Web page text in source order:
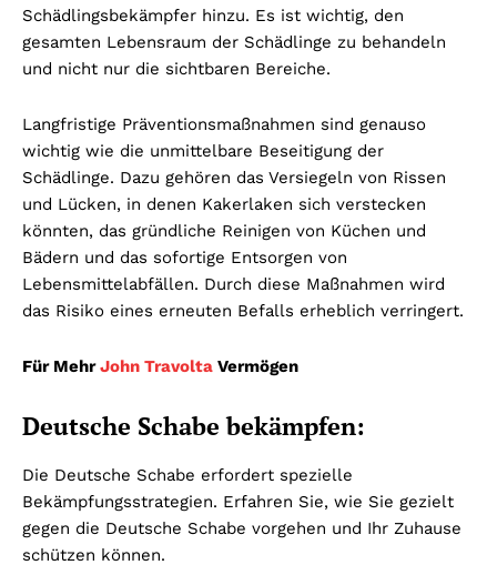
Schädlingsbekämpfer hinzu. Es ist wichtig, den
gesamten Lebensraum der Schädlinge zu behandeln
und nicht nur die sichtbaren Bereiche.
Langfristige Präventionsmaßnahmen sind genauso
wichtig wie die unmittelbare Beseitigung der
Schädlinge. Dazu gehören das Versiegeln von Rissen
und Lücken, in denen Kakerlaken sich verstecken
könnten, das gründliche Reinigen von Küchen und
Bädern und das sofortige Entsorgen von
Lebensmittelabfällen. Durch diese Maßnahmen wird
das Risiko eines erneuten Befalls erheblich verringert.
Für MehrJohn Travolta Vermögen
Deutsche Schabe bekämpfen:
Die Deutsche Schabe erfordert spezielle
Bekämpfungsstrategien. Erfahren Sie, wie Sie gezielt
gegen die Deutsche Schabe vorgehen und Ihr Zuhause
schützen können.